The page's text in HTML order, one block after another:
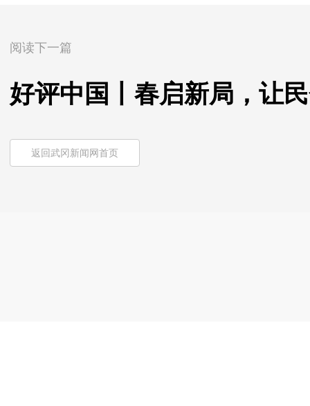
阅读下一篇
好评中国丨春启新局，让
返回武冈新闻网首页